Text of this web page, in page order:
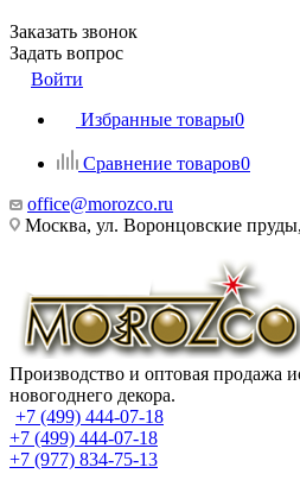
Заказать звонок
Задать вопрос
Войти
Избранные товары0
Сравнение товаров0
office@morozco.ru
Москва, ул. Воронцовские
Производство и оптовая продажа
новогоднего декора.
+7 (499) 444-07-18
+7 (499) 444-07-18
+7 (977) 834-75-13